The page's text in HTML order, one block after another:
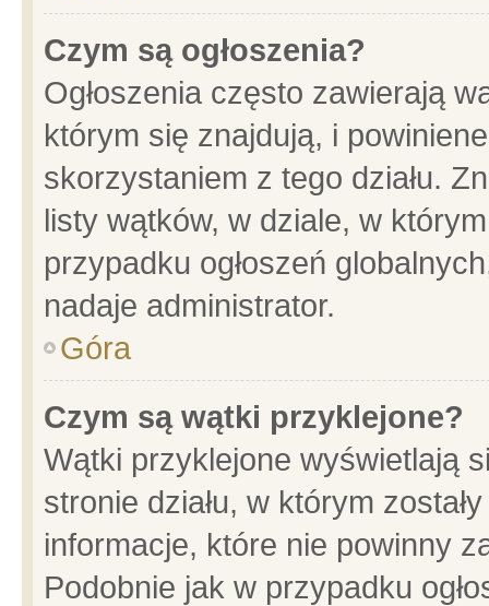
Czym są ogłoszenia?
Ogłoszenia często zawierają
którym się znajdują, i
skorzystaniem z tego działu.
listy wątków, w dziale, w
przypadku ogłoszeń
nadaje administrator.
Góra
Czym są wątki przyklejone?
Wątki przyklejone wyświetlają
stronie działu, w którym
informacje, które nie powinny
Podobnie jak w przypadku